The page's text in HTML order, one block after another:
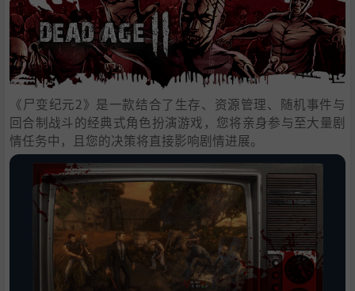
《尸变纪元2》是一款结合了生存、资源管理、随机事件与
回合制战斗的经典式角色扮演游戏，您将亲身参与至大量剧
情任务中，且您的决策将直接影响剧情进展。